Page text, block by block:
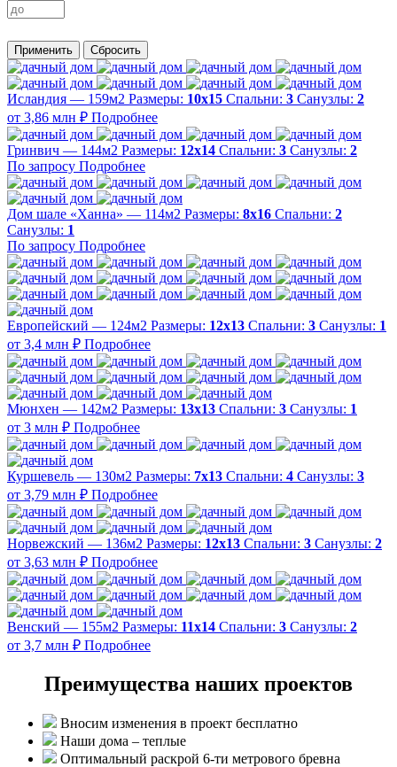
Применить Сбросить
Исландия — 159м2 Размеры: 10х15 Спальни: 3 Санузлы: 2
от 3,86 млн ₽ Подробнее
Гринвич — 144м2 Размеры: 12х14 Спальни: 3 Санузлы: 2
По запросу Подробнее
Дом шале «Ханна» — 114м2 Размеры: 8х16 Спальни: 2
Санузлы: 1
По запросу Подробнее
Европейский — 124м2 Размеры: 12х13 Спальни: 3 Санузлы: 1
от 3,4 млн ₽ Подробнее
Мюнхен — 142м2 Размеры: 13х13 Спальни: 3 Санузлы: 1
от 3 млн ₽ Подробнее
Куршевель — 130м2 Размеры: 7х13 Спальни: 4 Санузлы: 3
от 3,79 млн ₽ Подробнее
Норвежский — 136м2 Размеры: 12х13 Спальни: 3 Санузлы: 2
от 3,63 млн ₽ Подробнее
Венский — 155м2 Размеры: 11х14 Спальни: 3 Санузлы: 2
от 3,7 млн ₽ Подробнее
Преимущества наших проектов
Вносим изменения в проект бесплатно
Наши дома – теплые
Оптимальный раскрой 6-ти метрового бревна